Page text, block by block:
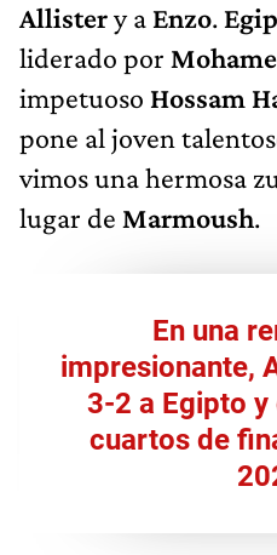
Allistery a Enzo.
liderado por
impetuoso Hossam
pone al joven
vimos una hermosa
lugar de Marmoush.
En una
impresionante,
3-2 a Egipto
cuartos de